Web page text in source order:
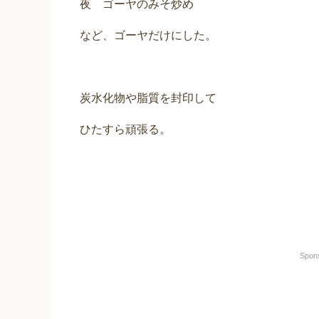
夜 ゴーヤのみそ炒め
など、ゴーヤだけにした。
炭水化物や脂質を封印して
ひたすら頑張る。